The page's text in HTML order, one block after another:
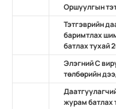
Оршуулгын
Тэтгэврийн
баримтлах
батлах тухай
Элэгний С
төлбөрийн
журам батлах